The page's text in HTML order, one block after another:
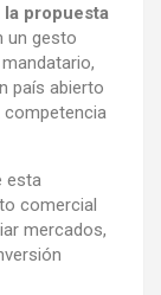
la propuesta
un gesto
país abierto
competencia
esta
comercial
mercados,